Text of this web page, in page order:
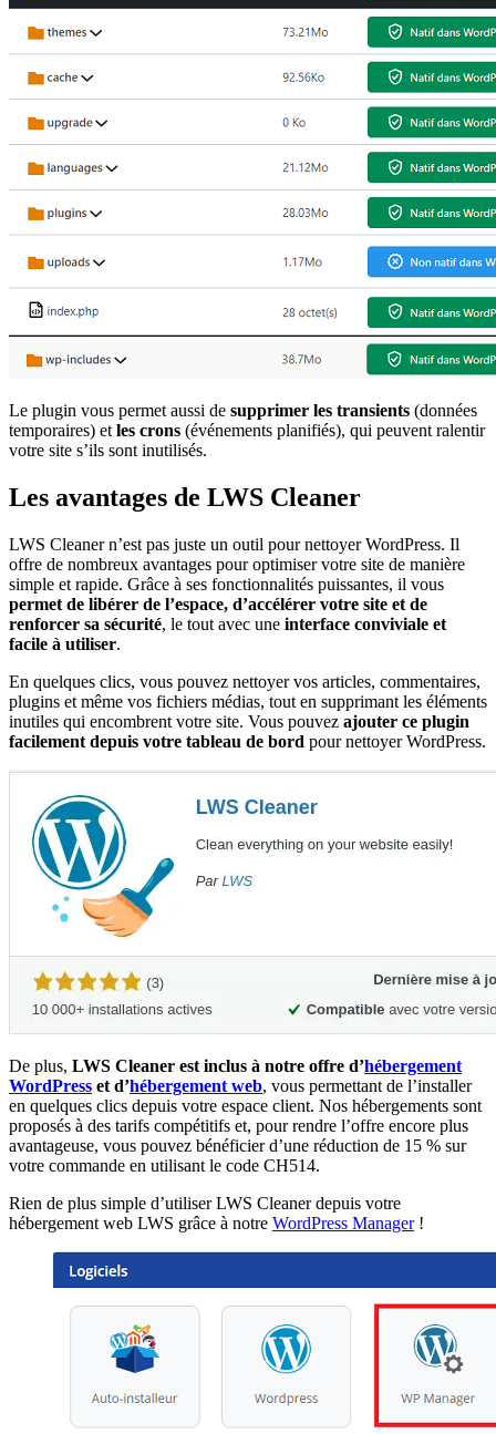
Le plugin vous permet aussi de supprimer les transients (données
temporaires) etles crons (événements planifiés), qui peuvent ralentir
votre site s’ils sont inutilisés.
Les avantages de LWS Cleaner
LWS Cleaner n’est pas juste un outil pour nettoyer WordPress. Il
offre de nombreux avantages pour optimiser votre site de manière
simple et rapide. Grâce à ses fonctionnalités puissantes, il vous
permet de libérer de l’espace, d’accélérer votre site et de
renforcer sa sécurité, le tout avec une interface conviviale et
facile à utiliser.
En quelques clics, vous pouvez nettoyer vos articles, commentaires,
plugins et même vos fichiers médias, tout en supprimant les éléments
inutiles qui encombrent votre site. Vous pouvez ajouter ce plugin
facilement depuis votre tableau de bord pour nettoyer WordPress.
De plus, LWS Cleaner est inclus à notre offre d’hébergement
WordPress et d’hébergement web, vous permettant de l’installer
en quelques clics depuis votre espace client. Nos hébergements sont
proposés à des tarifs compétitifs et, pour rendre l’offre encore plus
avantageuse, vous pouvez bénéficier d’une réduction de 15 % sur
votre commande en utilisant le code CH514.
Rien de plus simple d’utiliser LWS Cleaner depuis votre
hébergement web LWS grâce à notre WordPress Manager!